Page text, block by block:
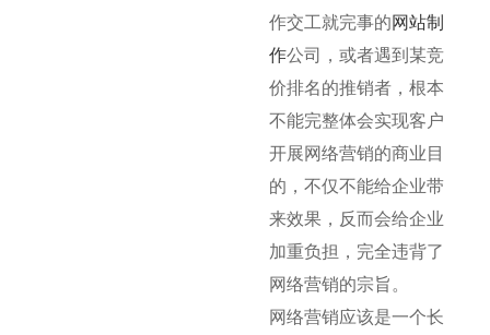
作交工就完事的网站制
作公司，或者遇到某竞
价排名的推销者，根本
不能完整体会实现客户
开展网络营销的商业目
的，不仅不能给企业带
来效果，反而会给企业
加重负担，完全违背了
网络营销的宗旨。
网络营销应该是一个长